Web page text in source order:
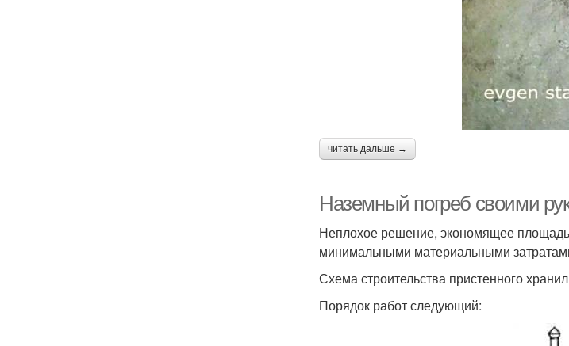
читать дальше →
Наземный погреб своими
Неплохое решение, экономящее
минимальными материальными
Схема строительства пристенного
Порядок работ следующий: